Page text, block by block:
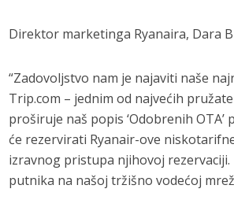
Direktor marketinga Ryanaira, Dara
“Zadovoljstvo nam je najaviti naše
Trip.com – jednim od najvećih
proširuje naš popis ‘Odobrenih
će rezervirati Ryanair-ove
izravnog pristupa njihovoj
putnika na našoj tržišno vodećoj